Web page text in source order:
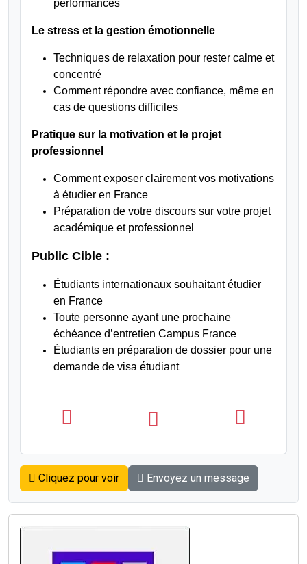
performances
Le stress et la gestion émotionnelle
Techniques de relaxation pour rester calme et
concentré
Comment répondre avec confiance, même en
cas de questions difficiles
Pratique sur la motivation et le projet
professionnel
Comment exposer clairement vos motivations
à étudier en France
Préparation de votre discours sur votre projet
académique et professionnel
Public Cible :
Étudiants internationaux souhaitant étudier
en France
Toute personne ayant une prochaine
échéance d’entretien Campus France
Étudiants en préparation de dossier pour une
demande de visa étudiant
Cliquez pour voir Envoyez un message